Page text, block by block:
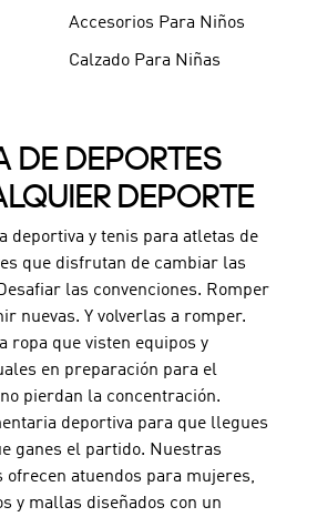
Accesorios Para Niños
Calzado Para Niñas
DE DEPORTES
DEPORTE
deportiva y tenis para atletas de
que disfrutan de cambiar las
las convenciones. Romper
nuevas. Y volverlas a romper.
ropa que visten equipos y
en preparación para el
pierdan la concentración.
deportiva para que llegues
ganes el partido. Nuestras
ofrecen atuendos para mujeres,
y mallas diseñados con un